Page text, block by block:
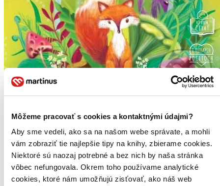
Môžeme pracovať s cookies a kontaktnými údajmi?
Aby sme vedeli, ako sa na našom webe správate, a mohli
vám zobraziť tie najlepšie tipy na knihy, zbierame cookies.
Niektoré sú naozaj potrebné a bez nich by naša stránka
vôbec nefungovala. Okrem toho používame analytické
cookies, ktoré nám umožňujú zisťovať, ako náš web
Ja a pánko Hnev
Pozoruhodná kniha o tom, ako ovládnuť svoj hnev
Iryna Zelyk
Kniha rozpráva príbeh líštičky Umu, ktorá nám prezradí niečo zo
svojho jedinečného života. Umu dokáže cítiť, ľúbiť, radovať sa aj
smútiť, smiať sa, ba i plakať. A často sa aj hnevá. Jednoducho sa
zlostí, keď musí napríklad vyhovieť rodičom alebo...